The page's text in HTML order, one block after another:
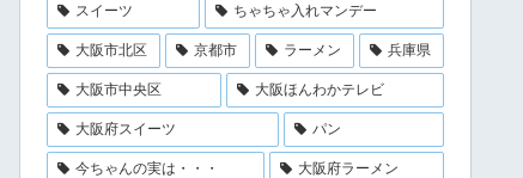
スイーツ ちゃちゃ入れマンデー
大阪市北区 京都市 ラーメン 兵庫県
大阪市中央区 大阪ほんわかテレビ
大阪府スイーツ パン
今ちゃんの実は・・・ 大阪府ラーメン